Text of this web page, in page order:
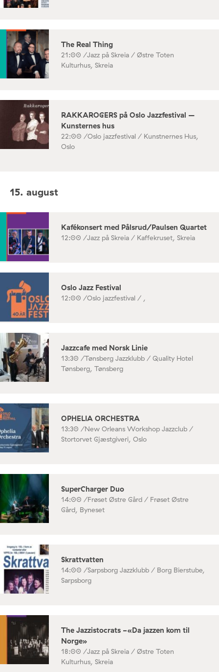
The Real Thing
21:00 /Jazz på Skreia / Østre Toten
Kulturhus, Skreia
RAKKAROGERS på Oslo Jazzfestival –
Kunsternes hus
22:00 /Oslo jazzfestival / Kunstnernes Hus,
Oslo
15. august
Kafékonsert med Pålsrud/Paulsen Quartet
12:00 /Jazz på Skreia / Kaffekruset, Skreia
Oslo Jazz Festival
12:00 /Oslo jazzfestival / ,
Jazzcafe med Norsk Linie
13:30 /Tønsberg Jazzklubb / Quality Hotel
Tønsberg, Tønsberg
OPHELIA ORCHESTRA
13:30 /New Orleans Workshop Jazzclub /
Stortorvet Gjæstgiveri, Oslo
SuperCharger Duo
14:00 /Frøset Østre Gård / Frøset Østre
Gård, Byneset
Skrattvatten
14:00 /Sarpsborg Jazzklubb / Borg Bierstube,
Sarpsborg
The Jazzistocrats -«Da jazzen kom til
Norge»
18:00 /Jazz på Skreia / Østre Toten
Kulturhus, Skreia